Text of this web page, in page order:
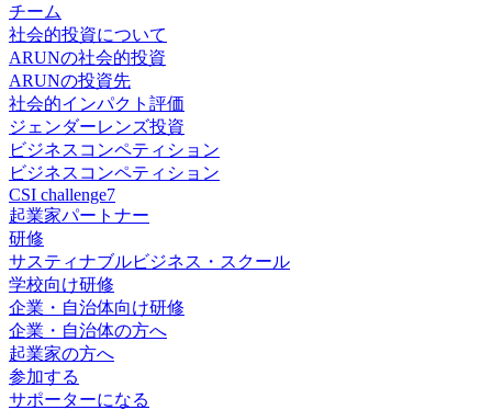
チーム
社会的投資について
ARUNの社会的投資
ARUNの投資先
社会的インパクト評価
ジェンダーレンズ投資
ビジネスコンペティション
ビジネスコンペティション
CSI challenge7
起業家パートナー
研修
サスティナブルビジネス・スクール
学校向け研修
企業・自治体向け研修
企業・自治体の方へ
起業家の方へ
参加する
サポーターになる